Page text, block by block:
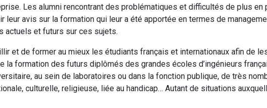
Les alumni rencontrant des problématiques et difficultés de plus
leur avis sur la formation qui leur a été apportée en termes de
actuels et futurs sur ces sujets.
et de former au mieux les étudiants français et internationaux afin de
la formation des futurs diplômés des grandes écoles d’ingénieurs
au sein de laboratoires ou dans la fonction publique, de très
culturelle, religieuse, liée au handicap… Autant de situations